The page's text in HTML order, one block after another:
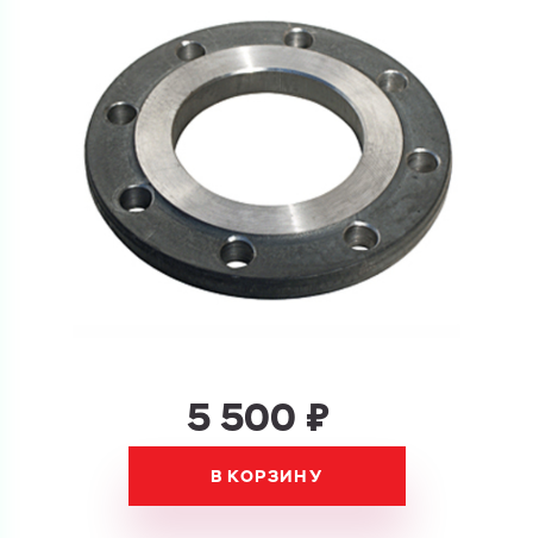
Купить как физ. лицо
Купить как юр. лицо
Номер телефона
Запросить КП
Запросить Счёт
Имя
Номер телефона
5 500 ₽
В КОРЗИНУ